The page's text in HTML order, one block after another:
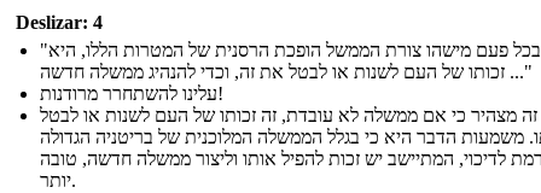
Deslizar: 4
"שבכל פעם מישהו צורת הממשל הופכת הרסנית של המטרות הללו, היא
זכותו של העם לשנות או לבטל את זה, וכדי להנהיג ממשלה חדשה ..."
עלינו להשתחרר מרודנות!
מצהיר כי אם ממשלה לא עובדת, זה זכותו של העם לשנות או לבטל
משמעות הדבר היא כי בגלל הממשלה המלוכנית של בריטניה הגדולה
לדיכוי, המתיישב יש זכות להפיל אותו וליצור ממשלה חדשה, טובה
יותר.